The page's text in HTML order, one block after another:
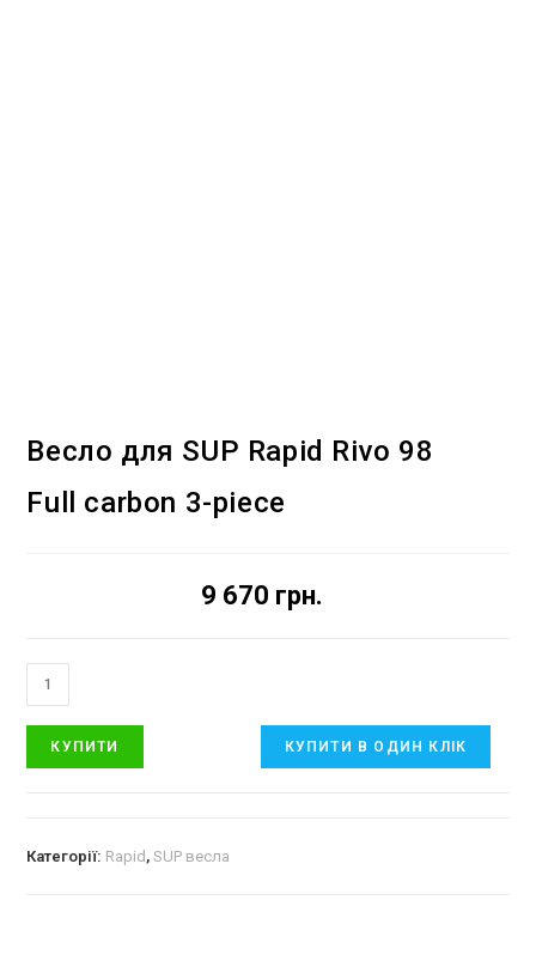
Весло для SUP Rapid Rivo 98
Full carbon 3-piece
грн.
9 670
КУПИТИ КУПИТИ В ОДИН КЛІК
Категорії: Rapid ,SUP весла